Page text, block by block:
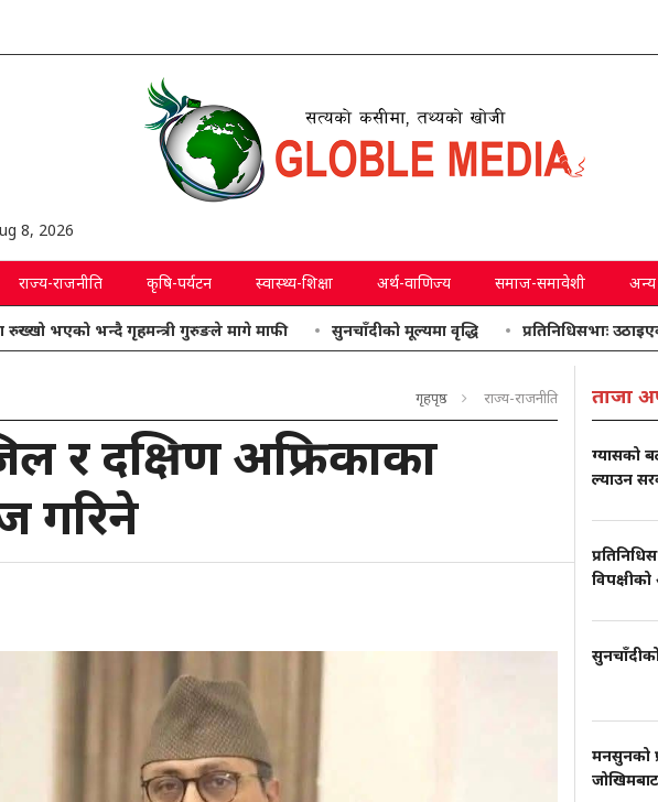
8, 2026
राज्य-राजनीति कृषि-पर्यटन स्वास्थ्य-शिक्षा अर्थ-वाणिज्य समाज-समावेशी अन्य
भन्दै गृहमन्त्री गुरुङले मागे माफी सुनचाँदीको मूल्यमा वृद्धि प्रतिनिधिसभाः उठाइएका
गृहपृष्ठ राज्य-राजनीति
र दक्षिण अफ्रिकाका
गरिने
ताजा
ग्यासको
ल्याउन
मनसुनको